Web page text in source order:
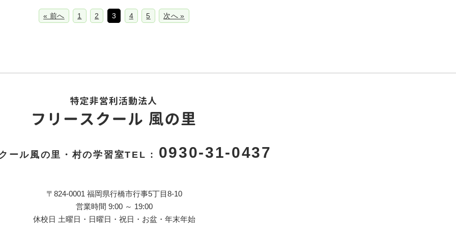
« 前へ 1 2 3 4 5 次へ »
ール風の里・村の学習室TEL : 0930-31-0437
〒824-0001 福岡県行橋市行事5丁目8-10
営業時間 9:00 ～ 19:00
休校日 土曜日・日曜日・祝日・お盆・年末年始